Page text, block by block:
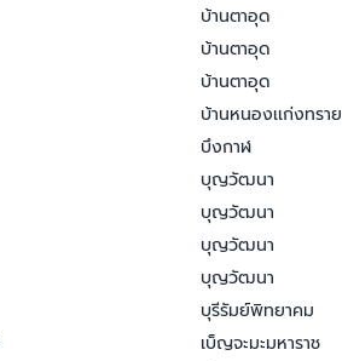
บ้านตาอุด
บ้านตาอุด
บ้านตาอุด
บ้านหนองเเก่งทราย
บึงกาฬ
บุญวัฒนา
บุญวัฒนา
บุญวัฒนา
บุญวัฒนา
บุรีรัมย์พิทยาคม
เบ็ญจะมะมหาราช